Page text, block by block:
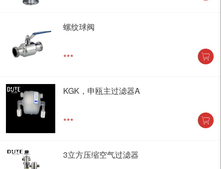
螺纹球阀
***
KGK，申瓯主过滤器A
***
3立方压缩空气过滤器